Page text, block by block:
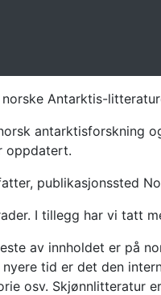
Antarktis-
antarktisforskning
oppdatert.
publikasjonssted
I tillegg har vi tatt
av innholdet er på
tid er det den
osv. Skjønnlitteratur